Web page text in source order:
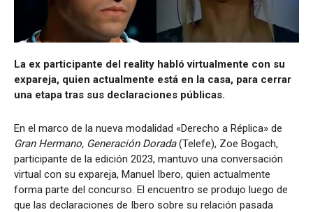
La ex participante del reality habló virtualmente con su
expareja, quien actualmente está en la casa, para cerrar
una etapa tras sus declaraciones públicas.
En el marco de la nueva modalidad «Derecho a Réplica» de
Gran Hermano, Generación Dorada(Telefe), Zoe Bogach,
participante de la edición 2023, mantuvo una conversación
virtual con su expareja, Manuel Ibero, quien actualmente
forma parte del concurso. El encuentro se produjo luego de
que las declaraciones de Ibero sobre su relación pasada